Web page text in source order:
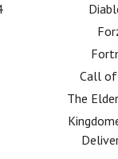
Call
The